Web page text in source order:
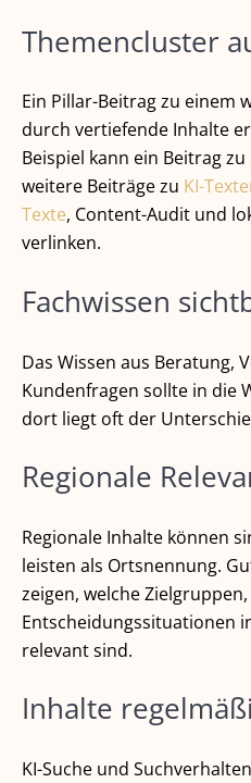
Themencluster
Ein Pillar-Beitrag zu einem
durch vertiefende Inhalte
Beispiel kann ein Beitrag zu
weitere Beiträge zu KI-
Texte, Content-Audit und
verlinken.
Fachwissen
Das Wissen aus Beratung,
Kundenfragen sollte in die
dort liegt oft der
Regionale
Regionale Inhalte können
leisten als Ortsnennung.
zeigen, welche
Entscheidungssituationen
relevant sind.
Inhalte
KI-Suche und